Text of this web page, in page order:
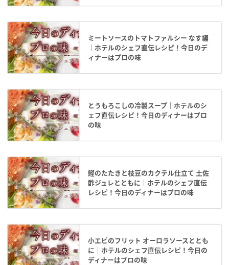
ミートソースのトマトファルシー なす編
｜ホテルのシェフ直伝レシピ！今日のデ
ィナーはプロの味
とうもろこしの冷製スープ｜ホテルのシ
ェフ直伝レシピ！今日のディナーはプロ
の味
鰹のたたきと枝豆のカクテル仕立て 土佐
酢ジュレとともに｜ホテルのシェフ直伝
レシピ！今日のディナーはプロの味
小エビのフリット オーロラソースととも
に｜ホテルのシェフ直伝レシピ！今日の
ディナーはプロの味